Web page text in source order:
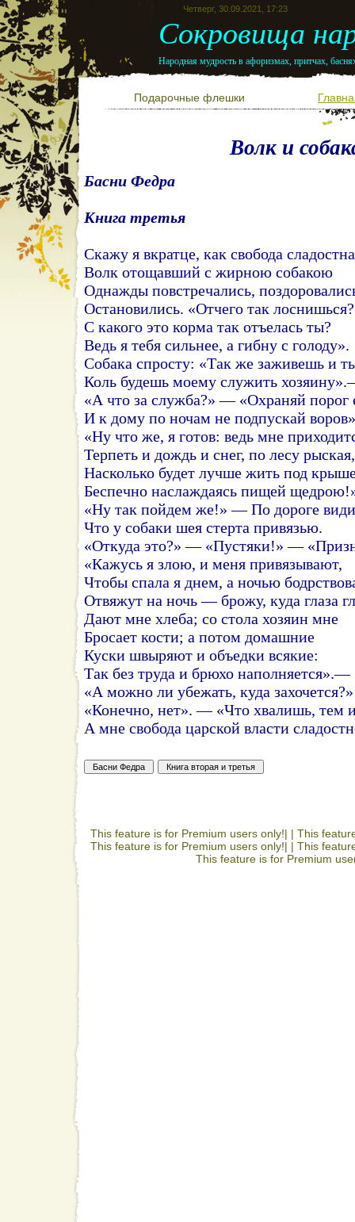
Четверг, 30.09.2021, 17:23
Сокровища
Народная мудрость в афоризмах, притчах,
Подарочные флешки
Волк и
Басни Федра
Книга третья
Скажу я вкратце, как свобода
Волк отощавший с жирною собакою
Однажды повстречались,
Остановились. «Отчего так лоснишься?
С какого это корма так отъелась ты?
Ведь я тебя сильнее, а гибну с голоду».
Собака спросту: «Так же заживешь и
Коль будешь моему служить
«А что за служба?» — «Охраняй порог
И к дому по ночам не подпускай
«Ну что же, я готов: ведь мне
Терпеть и дождь и снег, по лесу
Насколько будет лучше жить под
Беспечно наслаждаясь пищей
«Ну так пойдем же!» — По дороге
Что у собаки шея стерта привязью.
«Откуда это?» — «Пустяки!» —
«Кажусь я злою, и меня привязывают,
Чтобы спала я днем, а ночью
Отвяжут на ночь — брожу, куда глаза
Дают мне хлеба; со стола хозяин мне
Бросает кости; а потом домашние
Куски швыряют и объедки всякие:
Так без труда и брюхо наполняется».—
«А можно ли убежать, куда
«Конечно, нет». — «Что хвалишь, тем
А мне свобода царской власти
This feature is for Premium users only!| | This
This feature is for Premium users only!| | This
This feature is for Premium